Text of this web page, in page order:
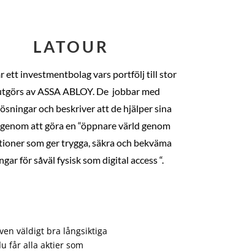
LATOUR
ett investmentbolag vars portfölj till stor
av ASSA ABLOY. De jobbar med
och beskriver att de hjälper sina
att göra en “öppnare värld genom
som ger trygga, säkra och bekväma
för såväl fysisk som digital access “.
väldigt bra långsiktiga
får alla aktier som